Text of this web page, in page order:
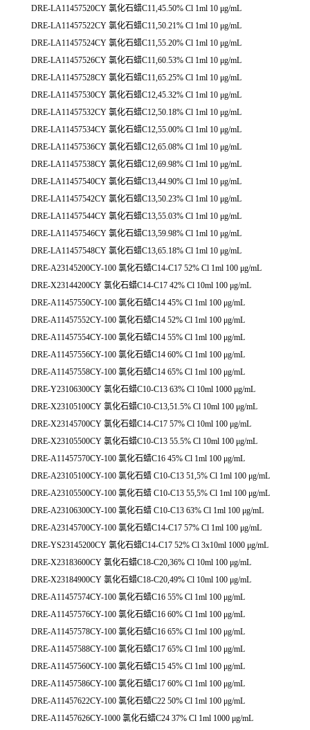
DRE-LA11457520CY 氯化石蜡C11,45.50% Cl 1ml 10 μg/mL
DRE-LA11457522CY 氯化石蜡C11,50.21% Cl 1ml 10 μg/mL
DRE-LA11457524CY 氯化石蜡C11,55.20% Cl 1ml 10 μg/mL
DRE-LA11457526CY 氯化石蜡C11,60.53% Cl 1ml 10 μg/mL
DRE-LA11457528CY 氯化石蜡C11,65.25% Cl 1ml 10 μg/mL
DRE-LA11457530CY 氯化石蜡C12,45.32% Cl 1ml 10 μg/mL
DRE-LA11457532CY 氯化石蜡C12,50.18% Cl 1ml 10 μg/mL
DRE-LA11457534CY 氯化石蜡C12,55.00% Cl 1ml 10 μg/mL
DRE-LA11457536CY 氯化石蜡C12,65.08% Cl 1ml 10 μg/mL
DRE-LA11457538CY 氯化石蜡C12,69.98% Cl 1ml 10 μg/mL
DRE-LA11457540CY 氯化石蜡C13,44.90% Cl 1ml 10 μg/mL
DRE-LA11457542CY 氯化石蜡C13,50.23% Cl 1ml 10 μg/mL
DRE-LA11457544CY 氯化石蜡C13,55.03% Cl 1ml 10 μg/mL
DRE-LA11457546CY 氯化石蜡C13,59.98% Cl 1ml 10 μg/mL
DRE-LA11457548CY 氯化石蜡C13,65.18% Cl 1ml 10 μg/mL
DRE-A23145200CY-100 氯化石蜡C14-C17 52% Cl 1ml 100 μg/mL
DRE-X23144200CY 氯化石蜡C14-C17 42% Cl 10ml 100 μg/mL
DRE-A11457550CY-100 氯化石蜡C14 45% Cl 1ml 100 μg/mL
DRE-A11457552CY-100 氯化石蜡C14 52% Cl 1ml 100 μg/mL
DRE-A11457554CY-100 氯化石蜡C14 55% Cl 1ml 100 μg/mL
DRE-A11457556CY-100 氯化石蜡C14 60% Cl 1ml 100 μg/mL
DRE-A11457558CY-100 氯化石蜡C14 65% Cl 1ml 100 μg/mL
DRE-Y23106300CY 氯化石蜡C10-C13 63% Cl 10ml 1000 μg/mL
DRE-X23105100CY 氯化石蜡C10-C13,51.5% Cl 10ml 100 μg/mL
DRE-X23145700CY 氯化石蜡C14-C17 57% Cl 10ml 100 μg/mL
DRE-X23105500CY 氯化石蜡C10-C13 55.5% Cl 10ml 100 μg/mL
DRE-A11457570CY-100 氯化石蜡C16 45% Cl 1ml 100 μg/mL
DRE-A23105100CY-100 氯化石蜡 C10-C13 51,5% Cl 1ml 100 μg/mL
DRE-A23105500CY-100 氯化石蜡 C10-C13 55,5% Cl 1ml 100 μg/mL
DRE-A23106300CY-100 氯化石蜡 C10-C13 63% Cl 1ml 100 μg/mL
DRE-A23145700CY-100 氯化石蜡C14-C17 57% Cl 1ml 100 μg/mL
DRE-YS23145200CY 氯化石蜡C14-C17 52% Cl 3x10ml 1000 μg/mL
DRE-X23183600CY 氯化石蜡C18-C20,36% Cl 10ml 100 μg/mL
DRE-X23184900CY 氯化石蜡C18-C20,49% Cl 10ml 100 μg/mL
DRE-A11457574CY-100 氯化石蜡C16 55% Cl 1ml 100 μg/mL
DRE-A11457576CY-100 氯化石蜡C16 60% Cl 1ml 100 μg/mL
DRE-A11457578CY-100 氯化石蜡C16 65% Cl 1ml 100 μg/mL
DRE-A11457588CY-100 氯化石蜡C17 65% Cl 1ml 100 μg/mL
DRE-A11457560CY-100 氯化石蜡C15 45% Cl 1ml 100 μg/mL
DRE-A11457586CY-100 氯化石蜡C17 60% Cl 1ml 100 μg/mL
DRE-A11457622CY-100 氯化石蜡C22 50% Cl 1ml 100 μg/mL
DRE-A11457626CY-1000 氯化石蜡C24 37% Cl 1ml 1000 μg/mL